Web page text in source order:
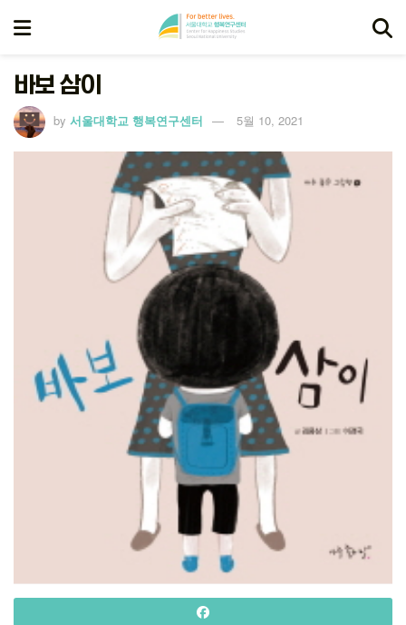
바보 삼이
by 서울대학교 행복연구센터 5월 10, 2021